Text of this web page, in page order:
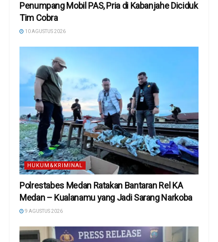
Penumpang Mobil PAS, Pria di Kabanjahe Diciduk
Tim Cobra
10 AGUSTUS 2026
HUKUM&KRIMINAL
Polrestabes Medan Ratakan Bantaran Rel KA
Medan – Kualanamu yang Jadi Sarang Narkoba
9 AGUSTUS 2026